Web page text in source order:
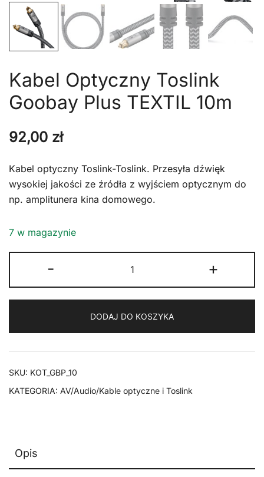
Kabel Optyczny Toslink
Goobay Plus TEXTIL 10m
92,00 zł
Kabel optyczny Toslink-Toslink. Przesyła dźwięk
wysokiej jakości ze źródła z wyjściem optycznym do
np. amplitunera kina domowego.
7 w magazynie
-
Kabel
Optyczny
Goobay
Plus
TEXTIL
+
DODAJ DO KOSZYKA
SKU: KOT_GBP_10
KATEGORIA: AV/Audio/Kable optyczne i Toslink
Opis